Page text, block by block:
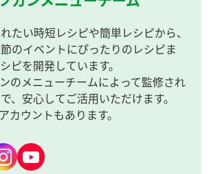
たい時短レシピや簡単レシピから、
のイベントにぴったりのレシピま
ピを開発しています。
のメニューチームによって監修され
、安心してご活用いただけます。
カウントもあります。